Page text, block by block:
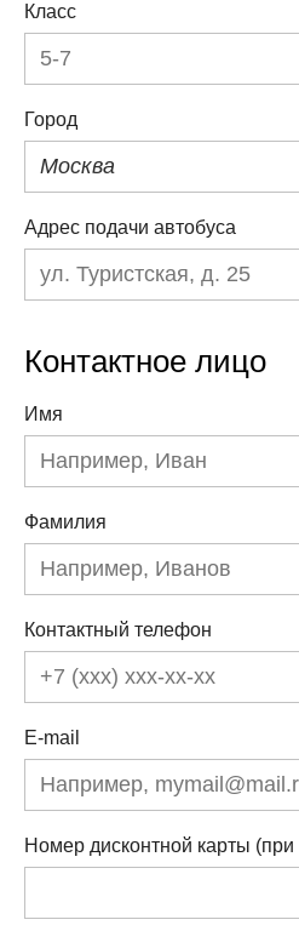
Класс
Город
Москва
Адрес подачи автобуса
Контактное лицо
Имя
Фамилия
Контактный телефон
E-mail
Номер дисконтной карты (при